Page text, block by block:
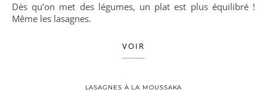
Dès qu’on met des légumes, un plat est plus équilibré !
Même les lasagnes.
VOIR
LASAGNES À LA MOUSSAKA